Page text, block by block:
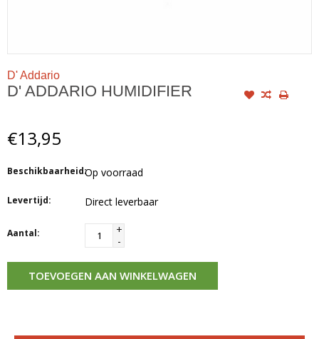
D' Addario
D' ADDARIO HUMIDIFIER
€13,95
Beschikbaarheid:Op voorraad
Levertijd: Direct leverbaar
Aantal:
+
-
TOEVOEGEN AAN WINKELWAGEN